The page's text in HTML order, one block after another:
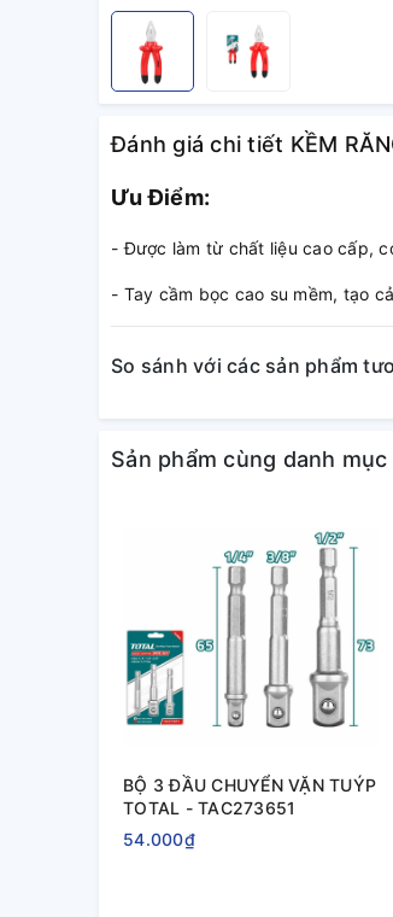
Đánh giá chi tiết KỀM
Ưu Điểm:
- Được làm từ chất liệu cao cấp,
- Tay cầm bọc cao su mềm, tạo
So sánh với các sản phẩm
Sản phẩm cùng danh mục
BỘ 3 ĐẦU CHUYỂN VẶN TUÝP
TOTAL - TAC273651
54.000₫